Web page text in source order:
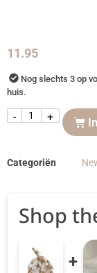
11.95
Nog slechts 3 op
huis.
- +
Categoriën
Shop
+